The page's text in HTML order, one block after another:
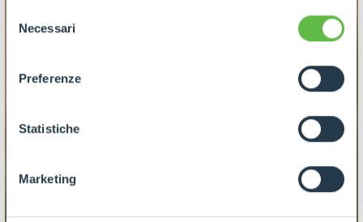
ogni pagina, selezionare "Modifichi il suo consenso" e
dell'informativa completa nel footer presente in ogni
pagina. Per esercitare i diritti riconosciuti all'interessato ai
GDPR abbiamo predisposto una
apposita procedura.
delNecessari
Preferenze
Statistiche
Marketing